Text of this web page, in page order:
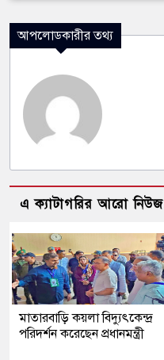
আপলোডকারীর তথ্য
এ ক্যাটাগরির আরো নিউজ
মাতারবাড়ি কয়লা বিদ্যুৎকেন্দ্র
পরিদর্শন করেছেন প্রধানমন্ত্রী